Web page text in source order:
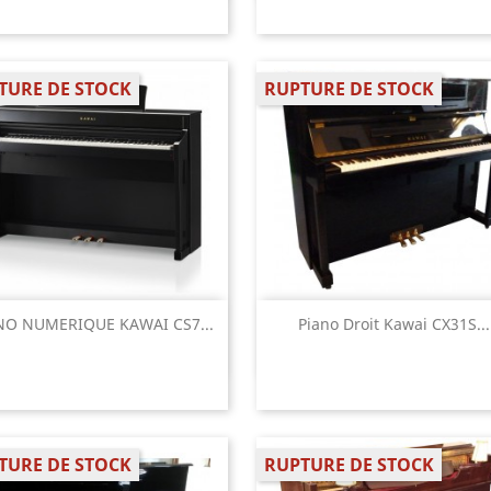
NUMERIQUE KAWAI CS7...
DE STOCK
Aperçu rapide Piano Droit Kawai CX31S...
RUPTURE DE STOCK
Aperçu rapide
DE STOCK RUPTURE DE STOCK